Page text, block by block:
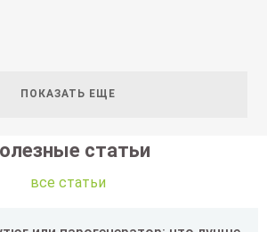
ПОКАЗАТЬ ЕЩЕ
статьи
все статьи